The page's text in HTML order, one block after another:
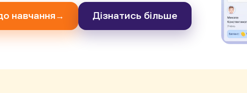
навчання→ Дізнатись більше